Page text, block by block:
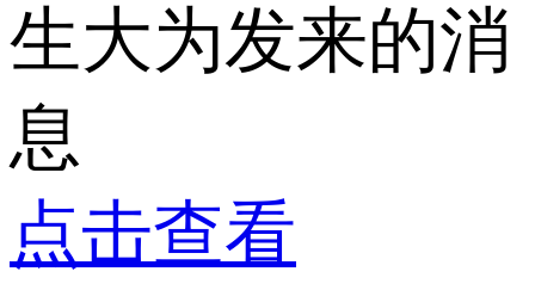
生大为发来的消
息
点击查看